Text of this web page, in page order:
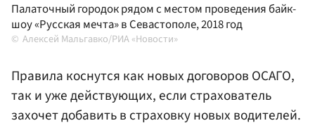
Палаточный городок рядом с местом проведения байк-
шоу «Русская мечта» в Севастополе, 2018 год
Алексей Мальгавко/РИА «Новости»
Правила коснутся как новых договоров ОСАГО,
так и уже действующих, если страхователь
захочет добавить в страховку новых водителей.